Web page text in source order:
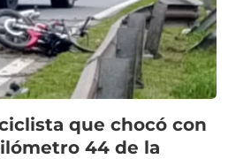
que chocó con
44 de la